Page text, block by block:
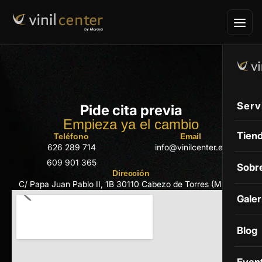
Blog
Pide cita previa
Empieza ya el cambio
Teléfono
626 289 714
609 901 365
Email
info@vinilcenter.es
Dirección
C/ Papa Juan Pablo II, 1B 30110 Cabezo de Torres (Murcia)